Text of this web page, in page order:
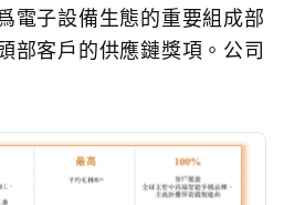
電子設備生態的重要組成部
部客戶的供應鏈獎項。公司